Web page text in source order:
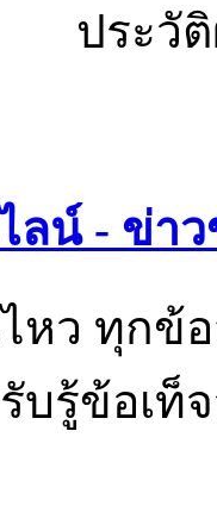
ประวั
ลน์ - ข่า
หว ทุกข้
บรู้ข้อเท็